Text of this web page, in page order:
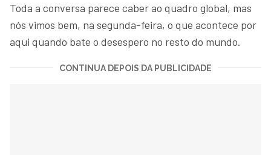
Toda a conversa parece caber ao quadro global, mas
nós vimos bem, na segunda-feira, o que acontece por
aqui quando bate o desespero no resto do mundo.
CONTINUA DEPOIS DA PUBLICIDADE